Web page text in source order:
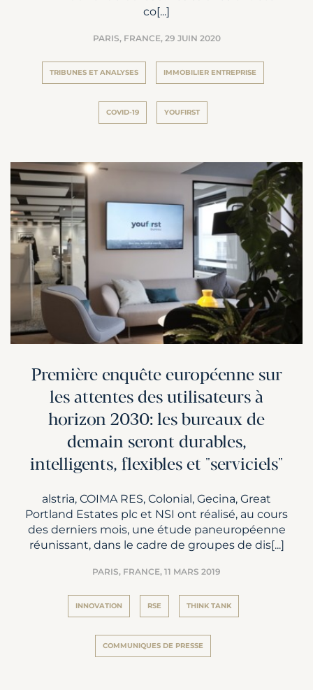
co[...]
PARIS, FRANCE, 29 JUIN 2020
TRIBUNES ET ANALYSES IMMOBILIER ENTREPRISE
COVID-19 YOUFIRST
Première enquête européenne sur
les attentes des utilisateurs à
horizon 2030: les bureaux de
demain seront durables,
intelligents, flexibles et "serviciels"
alstria, COIMA RES, Colonial, Gecina, Great
Portland Estates plc et NSI ont réalisé, au cours
des derniers mois, une étude paneuropéenne
réunissant, dans le cadre de groupes de dis[...]
PARIS, FRANCE, 11 MARS 2019
INNOVATION RSE THINK TANK
COMMUNIQUES DE PRESSE